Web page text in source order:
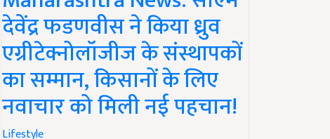
देवेंद्र फडणवीस ने किया ध्रुव
एग्रीटेक्नोलॉजीज के संस्थापकों
का सम्मान, किसानों के लिए
नवाचार को मिली नई पहचान!
Lifestyle